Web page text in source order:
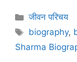
Categories
जीवन परिचय
Tags
biography,
Sharma